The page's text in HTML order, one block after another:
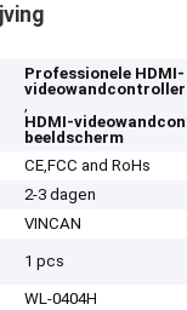
Professionele HDMI-
videowandcontroller
,
HDMI-
beeldscherm
CE,FCC and RoHs
2-3 dagen
VINCAN
1 pcs
WL-0404H